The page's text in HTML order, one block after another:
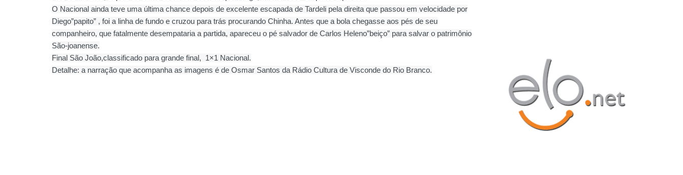
O Nacional ainda teve uma última chance depois de excelente escapada de Tardeli pela direita que passou em velocidade por
Diego”papito” , foi a linha de fundo e cruzou para trás procurando Chinha. Antes que a bola chegasse aos pés de seu
companheiro, que fatalmente desempataria a partida, apareceu o pé salvador de Carlos Heleno”beiço” para salvar o patrimônio
São-joanense.
Final São João,classificado para grande final, 1×1 Nacional.
Detalhe: a narração que acompanha as imagens é de Osmar Santos da Rádio Cultura de Visconde do Rio Branco.